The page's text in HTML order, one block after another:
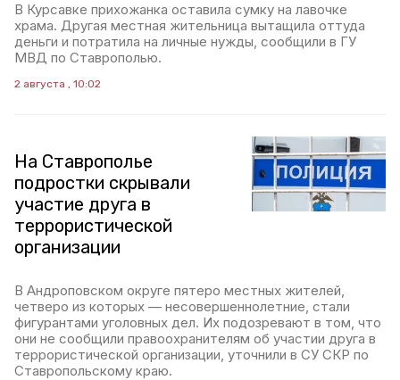
В Курсавке прихожанка оставила сумку на лавочке
храма. Другая местная жительница вытащила оттуда
деньги и потратила на личные нужды, сообщили в ГУ
МВД по Ставрополью.
2 августа , 10:02
На Ставрополье
подростки скрывали
участие друга в
террористической
организации
В Андроповском округе пятеро местных жителей,
четверо из которых — несовершеннолетние, стали
фигурантами уголовных дел. Их подозревают в том, что
они не сообщили правоохранителям об участии друга в
террористической организации, уточнили в СУ СКР по
Ставропольскому краю.